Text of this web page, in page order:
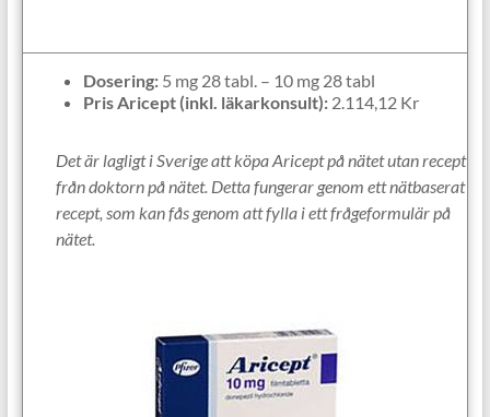
Dosering: 5 mg 28 tabl. – 10 mg 28 tabl
Pris Aricept (inkl. läkarkonsult): 2.114,12 Kr
Det är lagligt i Sverige att köpa Aricept på nätet utan recept
från doktorn på nätet. Detta fungerar genom ett nätbaserat
recept, som kan fås genom att fylla i ett frågeformulär på
nätet.